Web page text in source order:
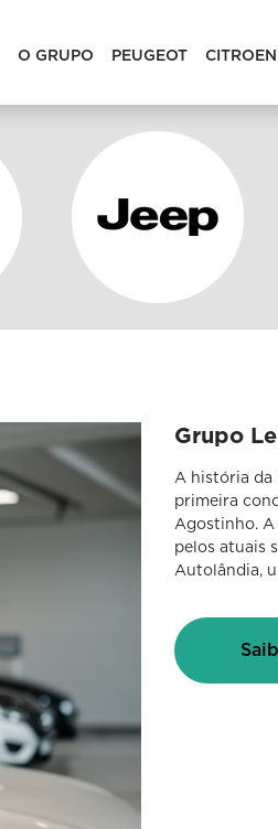
O GRUPO PEUGEOT CITROEN
Grupo
A história da
primeira
Agostinho. A
pelos atuais
Autolândia,